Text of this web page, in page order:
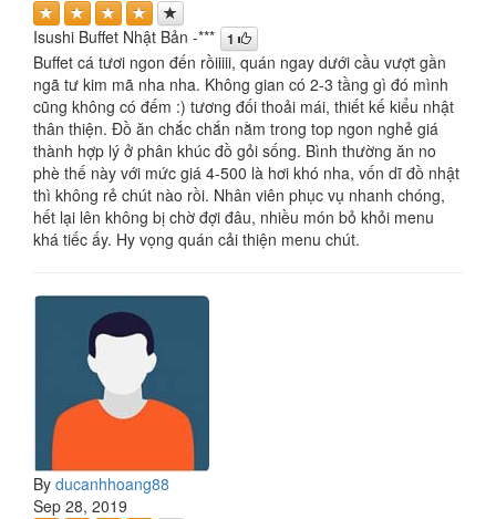
Isushi Buffet Nhật Bản -*** 1
Buffet cá tươi ngon đến rồiiiii, quán ngay dưới cầu vượt gần
ngã tư kim mã nha nha. Không gian có 2-3 tầng gì đó mình
cũng không có đếm :) tương đối thoải mái, thiết kế kiểu nhật
thân thiện. Đồ ăn chắc chắn nằm trong top ngon nghẻ giá
thành hợp lý ở phân khúc đồ gỏi sống. Bình thường ăn no
phè thế này với mức giá 4-500 là hơi khó nha, vốn dĩ đồ nhật
thì không rẻ chút nào rồi. Nhân viên phục vụ nhanh chóng,
hết lại lên không bị chờ đợi đâu, nhiều món bỏ khỏi menu
khá tiếc ấy. Hy vọng quán cải thiện menu chút.
By ducanhhoang88
Sep 28, 2019